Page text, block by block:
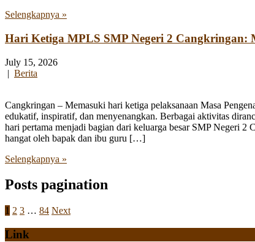
Selengkapnya »
Hari Ketiga MPLS SMP Negeri 2 Cangkringan:
July 15, 2026
| Berita
Cangkringan – Memasuki hari ketiga pelaksanaan Masa
edukatif, inspiratif, dan menyenangkan. Berbagai aktivitas
hari pertama menjadi bagian dari keluarga besar SMP Negeri 2
hangat oleh bapak dan ibu guru […]
Selengkapnya »
Posts pagination
1 2 3 … 84 Next
Link